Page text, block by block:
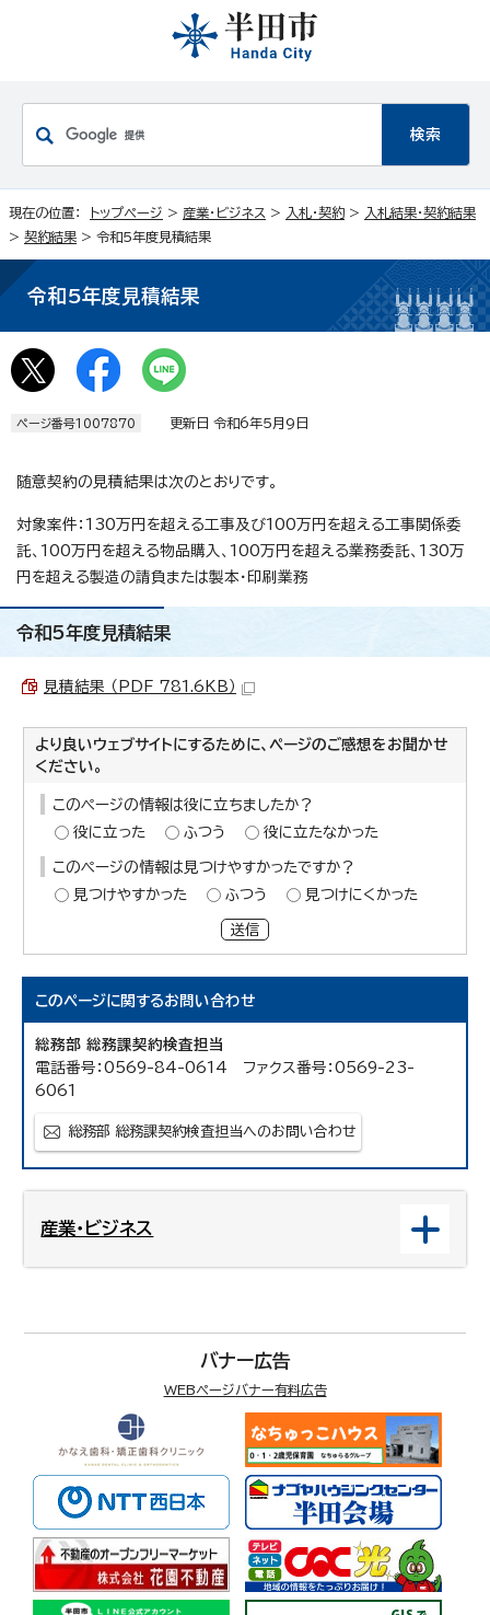
現在の位置： トップページ > 産業・ビジネス > 入札・契約 >
入札結果・契約結果
> 契約結果 > 令和5年度見積結果
令和5年度見積結果
ページ番号1007870 更新日 令和6年5月9日
随意契約の見積結果は次のとおりです。
対象案件：130万円を超える工事及び100万円を超える工事関係委
託、100万円を超える物品購入、100万円を超える業務委託、130万
円を超える製造の請負または製本・印刷業務
令和5年度見積結果
見積結果 （PDF 781.6KB）
より良いウェブサイトにするために、ページのご感想をお聞かせ
ください。
このページの情報は役に立ちましたか？
役に立った
ふつう 役に立たなかった
このページの情報は見つけやすかったですか？
見つけやすかった
ふつう 見つけにくかった
送信
このページに関するお問い合わせ
総務部 総務課契約検査担当
電話番号：0569-84-0614 ファクス番号：0569-23-
6061
総務部 総務課契約検査担当へのお問い合わせ
産業・ビジネス
バナー広告
WEBページバナー有料広告